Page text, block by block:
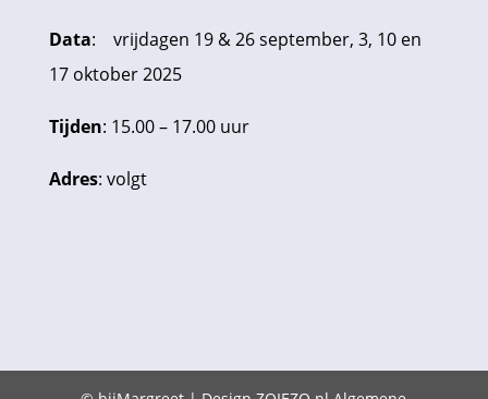
Data: vrijdagen 19 & 26 september, 3, 10 en
17 oktober 2025
Tijden: 15.00 – 17.00 uur
Adres: volgt